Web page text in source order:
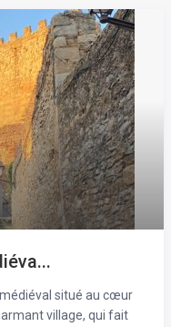
situé au cœur
village, qui fait